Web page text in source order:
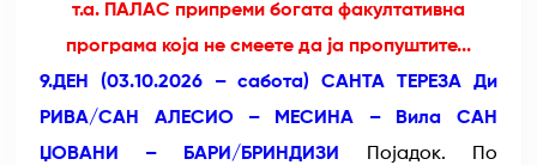
т.а. ПАЛАС припреми богата факултативна
програма која не смеете да ја пропуштите...
9.ДЕН (03.10.2026 – сабота) САНТА ТЕРЕЗА Ди
РИВА/САН АЛЕСИО – МЕСИНА – Вила САН
ЏОВАНИ – БАРИ/БРИНДИЗИ Појадок. По